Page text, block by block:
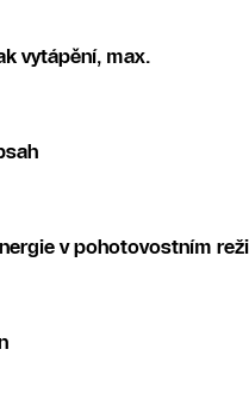
vytápění, max.
v pohotovostním